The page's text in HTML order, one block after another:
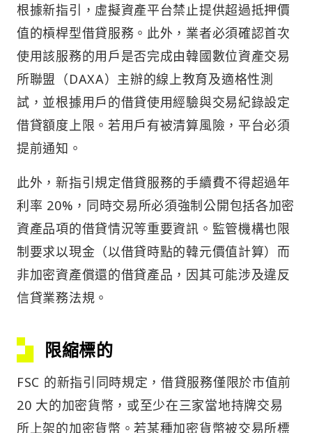
根據新指引，虛擬資產平台禁止提供超過抵押價
值的槓桿型借貸服務。此外，業者必須確認首次
使用該服務的用戶是否完成由韓國數位資產交易
所聯盟（DAXA）主辦的線上教育及適格性測
試，並根據用戶的借貸使用經驗與交易紀錄設定
借貸額度上限。若用戶有被清算風險，平台必須
提前通知。
此外，新指引規定借貸服務的手續費不得超過年
利率 20%，同時交易所必須強制公開包括各加密
資產品項的借貸情況等重要資訊。監管機構也限
制要求以現金（以借貸時點的韓元價值計算）而
非加密資產償還的借貸產品，因其可能涉及違反
信貸業務法規。
限縮標的
FSC 的新指引同時規定，借貸服務僅限於市值前
20 大的加密貨幣，或至少在三家當地持牌交易
所上架的加密貨幣。若某種加密貨幣被交易所標